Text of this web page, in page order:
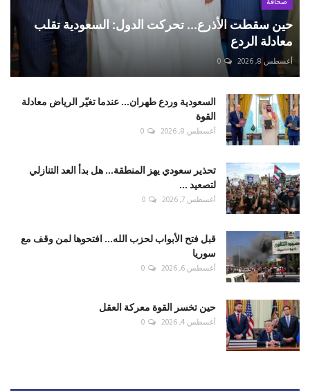
حين سقطت الأذرع... تحركت الدول: السعودية تقلب
معادلة الردع
أغسطس 8, 2026 0
السعودية وردع طهران... عندما تغيّر الرياض معادلة
القوة
أغسطس 8, 2026 0
تحذير سعودي يهز المنطقة... هل بدأ العد التنازلي
لتصعيد ...
أغسطس 7, 2026 0
قبل فتح الأبواب لحزب الله... افتحوها لمن وقف مع
سوريا
أغسطس 6, 2026 0
حين تخسر القوة معركة العقل
أغسطس 4, 2026 0